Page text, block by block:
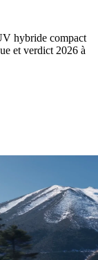
hybride compact
et verdict 2026 à